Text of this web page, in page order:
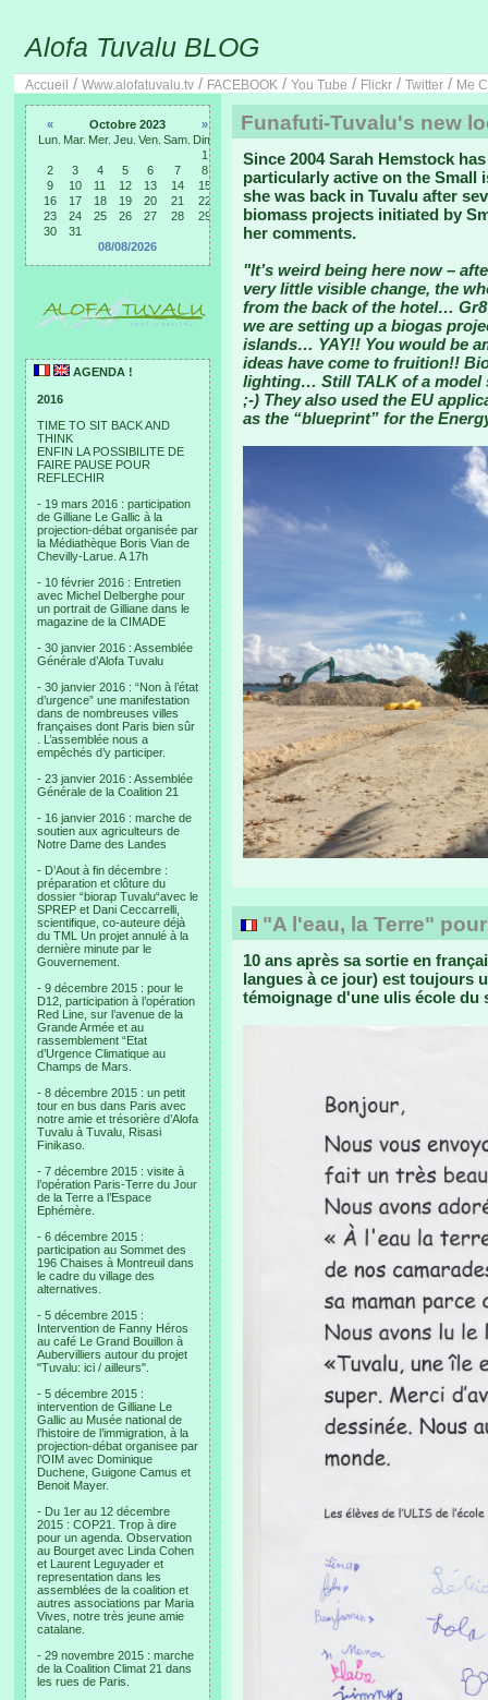
Alofa Tuvalu BLOG
Accueil / Www.alofatuvalu.tv / FACEBOOK / You Tube / Flickr / Twitter / Me
« Octobre 2023
»
Lun. Mar. Mer. Jeu. Ven. Sam. Dim.
1
2
3 4 5 6 7
8
9
10 11 12 13 14
15
16
17 18 19 20 21
22
23
24 25 26 27 28
29
30
31
08/08/2026
AGENDA !
2016
TIME TO SIT BACK AND
THINK
ENFIN LA POSSIBILITE DE
FAIRE PAUSE POUR
REFLECHIR
- 19 mars 2016 : participation
de Gilliane Le Gallic à la
projection-débat organisée par
la Médiathèque Boris Vian de
Chevilly-Larue. A 17h
- 10 février 2016 : Entretien
avec Michel Delberghe pour
un portrait de Gilliane dans le
magazine de la CIMADE
- 30 janvier 2016 : Assemblée
Générale d’Alofa Tuvalu
- 30 janvier 2016 : “Non à l’état
d’urgence” une manifestation
dans de nombreuses villes
françaises dont Paris bien sûr
. L’assemblée nous a
empêchés d’y participer.
- 23 janvier 2016 : Assemblée
Générale de la Coalition 21
- 16 janvier 2016 : marche de
soutien aux agriculteurs de
Notre Dame des Landes
- D’Aout à fin décembre :
préparation et clôture du
dossier “biorap Tuvalu“avec le
SPREP et Dani Ceccarrelli,
scientifique, co-auteure déjà
du TML Un projet annulé à la
dernière minute par le
Gouvernement.
- 9 décembre 2015 : pour le
D12, participation à l’opération
Red Line, sur l’avenue de la
Grande Armée et au
rassemblement “Etat
d’Urgence Climatique au
Champs de Mars.
- 8 décembre 2015 : un petit
tour en bus dans Paris avec
notre amie et trésorière d’Alofa
Tuvalu à Tuvalu, Risasi
Finikaso.
- 7 décembre 2015 : visite à
l’opération Paris-Terre du Jour
de la Terre a l’Espace
Ephémère.
- 6 décembre 2015 :
participation au Sommet des
196 Chaises à Montreuil dans
le cadre du village des
alternatives.
- 5 décembre 2015 :
Intervention de Fanny Héros
au café Le Grand Bouillon à
Aubervilliers autour du projet
"Tuvalu: ici / ailleurs".
- 5 décembre 2015 :
intervention de Gilliane Le
Gallic au Musée national de
l’histoire de l’immigration, à la
projection-débat organisee par
l’OIM avec Dominique
Duchene, Guigone Camus et
Benoit Mayer.
- Du 1er au 12 décembre
2015 : COP21. Trop à dire
pour un agenda. Observation
au Bourget avec Linda Cohen
et Laurent Leguyader et
representation dans les
assemblées de la coalition et
autres associations par Maria
Vives, notre très jeune amie
catalane.
- 29 novembre 2015 : marche
de la Coalition Climat 21 dans
les rues de Paris.
Funafuti-Tuvalu's new
Since 2004 Sarah Hemstock
particularly active on the Small
she was back in Tuvalu after
biomass projects initiated by
her comments.
"It’s weird being here now –
very little visible change, the
from the back of the hotel…
we are setting up a biogas
islands… YAY!! You would be
ideas have come to fruition!!
lighting… Still TALK of a model
;-) They also used the EU
as the “blueprint” for the
"A l'eau, la Terre"
10 ans après sa sortie en
langues à ce jour) est toujours
témoignage d'une ulis école du